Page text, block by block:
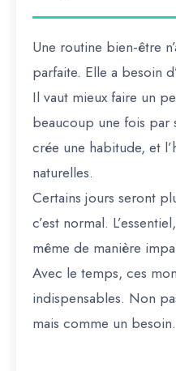
Une routine bien-être
parfaite. Elle a besoin
Il vaut mieux faire un
beaucoup une fois par
crée une habitude, et
naturelles.
Certains jours seront
c’est normal.
même de manière
Avec le temps, ces
indispensables. Non
mais comme un besoin.